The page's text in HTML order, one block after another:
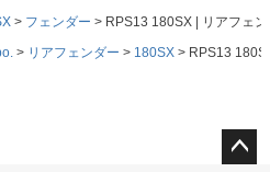
フェンダー
RPS13 180SX | リアフェ
リアフェンダー 180SX RPS13